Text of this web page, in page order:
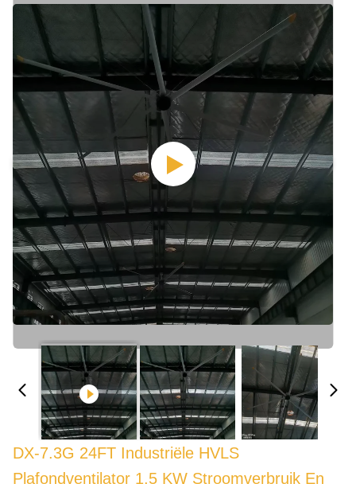
DX-7.3G 24FT Industriële HVLS
Plafondventilator 1,5 KW Stroomverbruik En